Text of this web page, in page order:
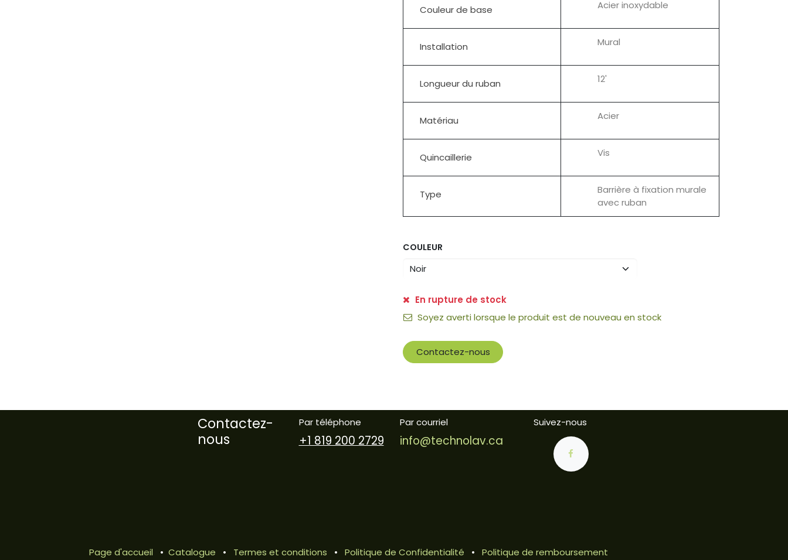
Couleur de base Acier inoxydable
Installation Mural
Longueur du ruban 12'
Matériau Acier
Quincaillerie Vis
Type
Barrière à fixation murale
avec ruban
COULEUR
En rupture de stock
Soyez averti lorsque le produit est de nouveau en stock
Contactez-nous
Contactez-
nous
Par téléphone
+1 819 200 2729
Par courriel
info@technolav.ca
Suivez-nous
Page d'accueil • Catalogue • Termes et conditions • Politique de Confidentialité • Politique de remboursement